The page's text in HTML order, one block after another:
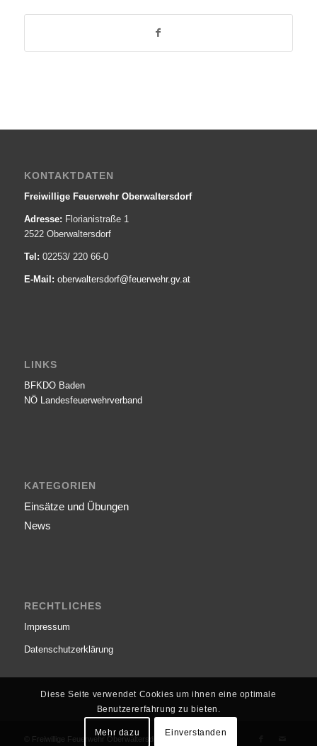
KONTAKTDATEN
Freiwillige Feuerwehr Oberwaltersdorf
Adresse: Florianistraße 1
2522 Oberwaltersdorf
Tel: 02253/ 220 66-0
E-Mail: oberwaltersdorf@­feuerwehr.gv.at
LINKS
BFKDO Baden
NÖ Landesfeuerwehr­verband
KATEGORIEN
Einsätze und Übungen
News
RECHTLICHES
Impressum
Datenschutzerklärung
© Freiwillige Feuerwehr Oberwaltersdorf
Diese Seite verwendet Cookies um ihnen eine optimale
Benutzererfahrung zu bieten.
Mehr dazu Einverstanden